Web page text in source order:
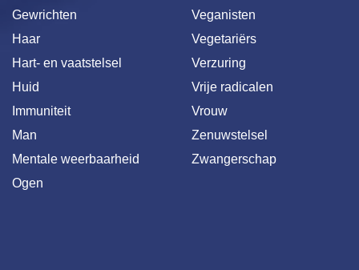
Gewrichten
Haar
Hart- en vaatstelsel
Huid
Immuniteit
Man
Mentale weerbaarheid
Ogen
Veganisten
Vegetariërs
Verzuring
Vrije radicalen
Vrouw
Zenuwstelsel
Zwangerschap